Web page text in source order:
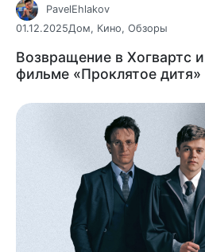
PavelEhlakov
01.12.2025Дом, Кино, Обзоры
Возвращение в Хогвартс
фильме «Проклятое дитя»